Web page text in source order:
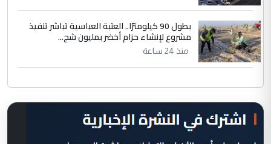
بطول 90 كيلومترًا.. العتبة العباسية تباشر تنفيذ
مشروع لإنشاء حزام أخضر بمليون شج...
منذ 24 ساعة